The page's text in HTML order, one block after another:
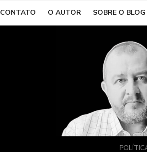
CONTATO O AUTOR SOBRE O BLOG